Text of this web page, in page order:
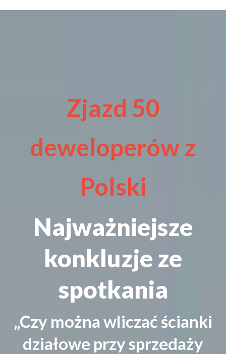
Zjazd 50
deweloperów z
Polski
Najważniejsze
konkluzje ze
spotkania
„Czy można wliczać ścianki
działowe przy sprzedaży